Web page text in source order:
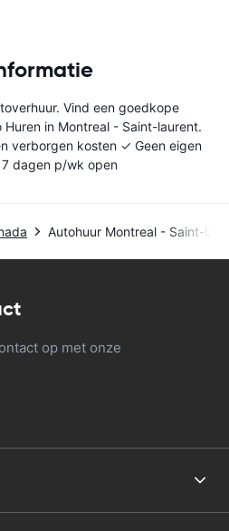
Vind een goedkope
in Montreal - Saint-laurent.
verborgen kosten ✓ Geen eigen
dagen p/wk open
Autohuur Montreal - Saint-
op met onze